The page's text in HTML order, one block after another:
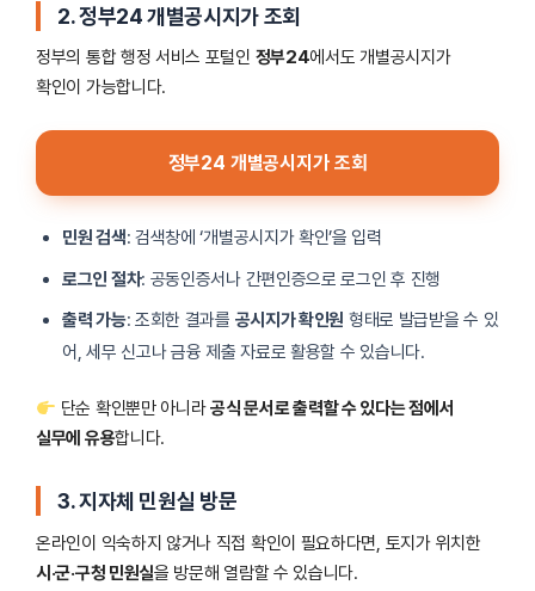
2. 정부24 개별공시지가 조회
정부의 통합 행정 서비스 포털인 정부24에서도 개별공시지가
확인이 가능합니다.
정부24 개별공시지가 조회
민원 검색: 검색창에 ‘개별공시지가 확인’을 입력
로그인 절차: 공동인증서나 간편인증으로 로그인 후 진행
출력 가능: 조회한 결과를 공시지가 확인원 형태로 발급받을 수 있
어, 세무 신고나 금융 제출 자료로 활용할 수 있습니다.
단순 확인뿐만 아니라공식 문서로 출력할 수 있다는 점에서
실무에 유용합니다.
3. 지자체 민원실 방문
온라인이 익숙하지 않거나 직접 확인이 필요하다면, 토지가 위치한
시·군·구청 민원실을 방문해 열람할 수 있습니다.